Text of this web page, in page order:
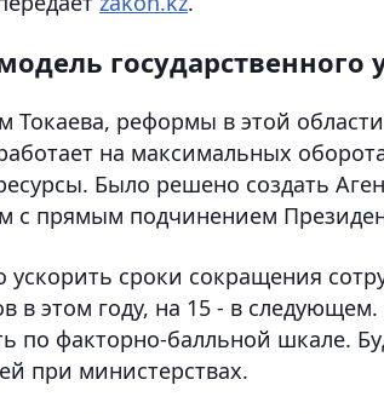
государственного
Токаева, реформы в этой
на максимальных
Было решено создать
с прямым подчинением
ускорить сроки сокращения
в этом году, на 15 - в
по факторно-балльной шкале.
при министерствах.